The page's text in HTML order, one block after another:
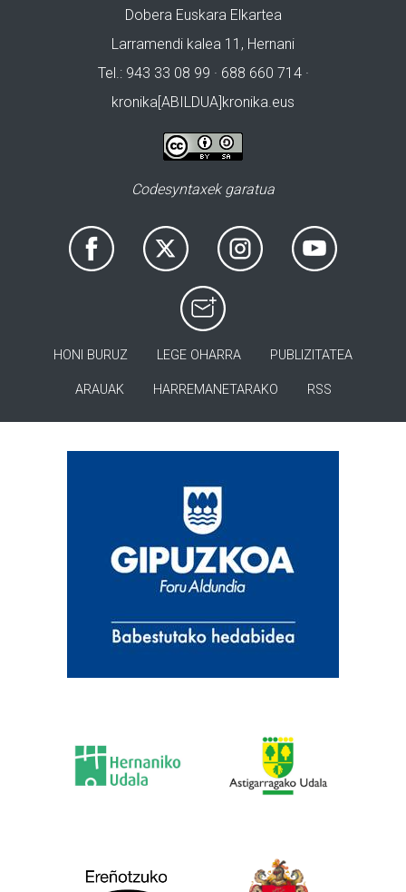
Dobera Euskara Elkartea
Larramendi kalea 11, Hernani
Tel.: 943 33 08 99 · 688 660 714 ·
kronika[ABILDUA]kronika.eus
Codesyntaxek garatua
HONI BURUZ LEGE OHARRA PUBLIZITATEA
ARAUAK HARREMANETARAKO RSS